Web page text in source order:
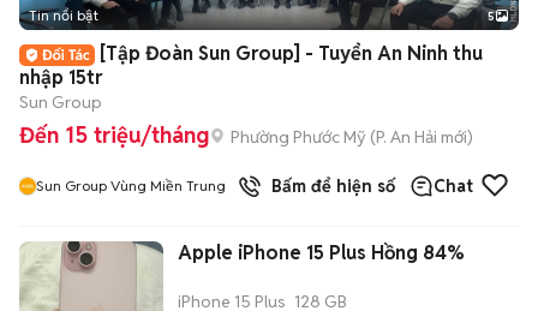
Tin nổi bật 5
[Tập Đoàn Sun Group] - Tuyển An Ninh thu
nhập 15tr
Sun Group
Đến 15 triệu/tháng Phường Phước Mỹ (P. An Hải mới)
Sun Group Vùng Miền Trung Bấm để hiện số Chat
Apple iPhone 15 Plus Hồng 84%
iPhone 15 Plus 128 GB